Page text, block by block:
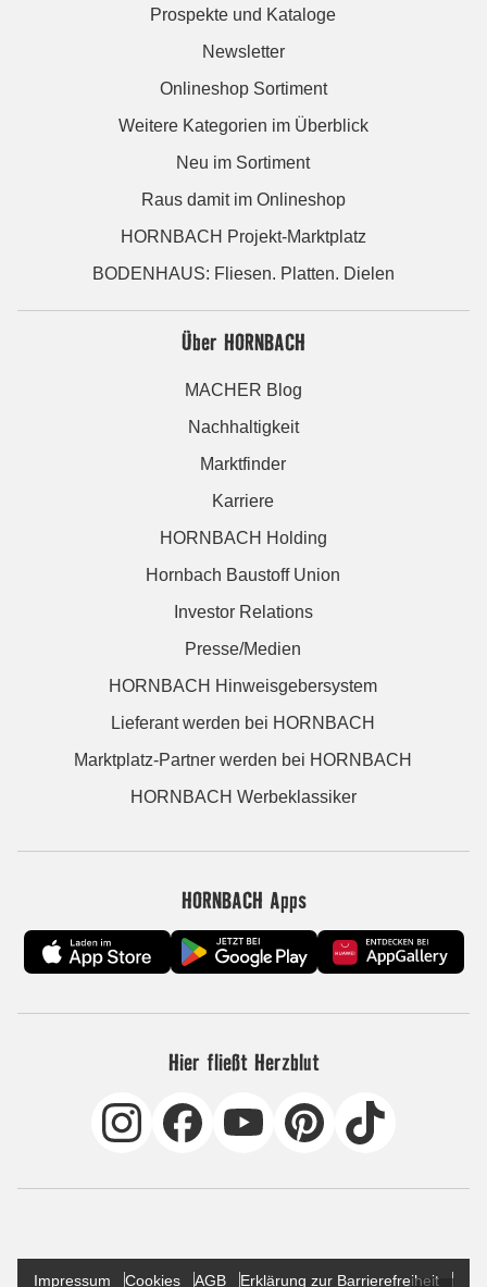
Prospekte und Kataloge
Newsletter
Onlineshop Sortiment
Weitere Kategorien im Überblick
Neu im Sortiment
Raus damit im Onlineshop
HORNBACH Projekt-Marktplatz
BODENHAUS: Fliesen. Platten. Dielen
Über HORNBACH
MACHER Blog
Nachhaltigkeit
Marktfinder
Karriere
HORNBACH Holding
Hornbach Baustoff Union
Investor Relations
Presse/Medien
HORNBACH Hinweisgebersystem
Lieferant werden bei HORNBACH
Marktplatz-Partner werden bei HORNBACH
HORNBACH Werbeklassiker
HORNBACH Apps
Hier fließt Herzblut
Impressum Cookies AGB Erklärung zur Barrierefreiheit